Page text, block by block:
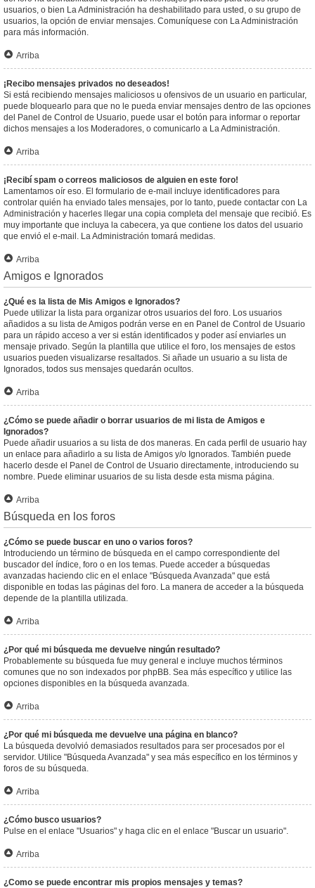
usuarios, o bien La Administración ha deshabilitado para usted, o su grupo de
usuarios, la opción de enviar mensajes. Comuníquese con La Administración
para más información.
Arriba
¡Recibo mensajes privados no deseados!
Si está recibiendo mensajes maliciosos u ofensivos de un usuario en particular,
puede bloquearlo para que no le pueda enviar mensajes dentro de las opciones
del Panel de Control de Usuario, puede usar el botón para informar o reportar
dichos mensajes a los Moderadores, o comunicarlo a La Administración.
Arriba
¡Recibí spam o correos maliciosos de alguien en este foro!
Lamentamos oír eso. El formulario de e-mail incluye identificadores para
controlar quién ha enviado tales mensajes, por lo tanto, puede contactar con La
Administración y hacerles llegar una copia completa del mensaje que recibió. Es
muy importante que incluya la cabecera, ya que contiene los datos del usuario
que envió el e-mail. La Administración tomará medidas.
Arriba
Amigos e Ignorados
¿Qué es la lista de Mis Amigos e Ignorados?
Puede utilizar la lista para organizar otros usuarios del foro. Los usuarios
añadidos a su lista de Amigos podrán verse en en Panel de Control de Usuario
para un rápido acceso a ver si están identificados y poder así enviarles un
mensaje privado. Según la plantilla que utilice el foro, los mensajes de estos
usuarios pueden visualizarse resaltados. Si añade un usuario a su lista de
Ignorados, todos sus mensajes quedarán ocultos.
Arriba
¿Cómo se puede añadir o borrar usuarios de mi lista de Amigos e
Ignorados?
Puede añadir usuarios a su lista de dos maneras. En cada perfil de usuario hay
un enlace para añadirlo a su lista de Amigos y/o Ignorados. También puede
hacerlo desde el Panel de Control de Usuario directamente, introduciendo su
nombre. Puede eliminar usuarios de su lista desde esta misma página.
Arriba
Búsqueda en los foros
¿Cómo se puede buscar en uno o varios foros?
Introduciendo un término de búsqueda en el campo correspondiente del
buscador del índice, foro o en los temas. Puede acceder a búsquedas
avanzadas haciendo clic en el enlace "Búsqueda Avanzada" que está
disponible en todas las páginas del foro. La manera de acceder a la búsqueda
depende de la plantilla utilizada.
Arriba
¿Por qué mi búsqueda me devuelve ningún resultado?
Probablemente su búsqueda fue muy general e incluye muchos términos
comunes que no son indexados por phpBB. Sea más específico y utilice las
opciones disponibles en la búsqueda avanzada.
Arriba
¿Por qué mi búsqueda me devuelve una página en blanco?
La búsqueda devolvió demasiados resultados para ser procesados por el
servidor. Utilice "Búsqueda Avanzada" y sea más específico en los términos y
foros de su búsqueda.
Arriba
¿Cómo busco usuarios?
Pulse en el enlace "Usuarios" y haga clic en el enlace "Buscar un usuario".
Arriba
¿Como se puede encontrar mis propios mensajes y temas?